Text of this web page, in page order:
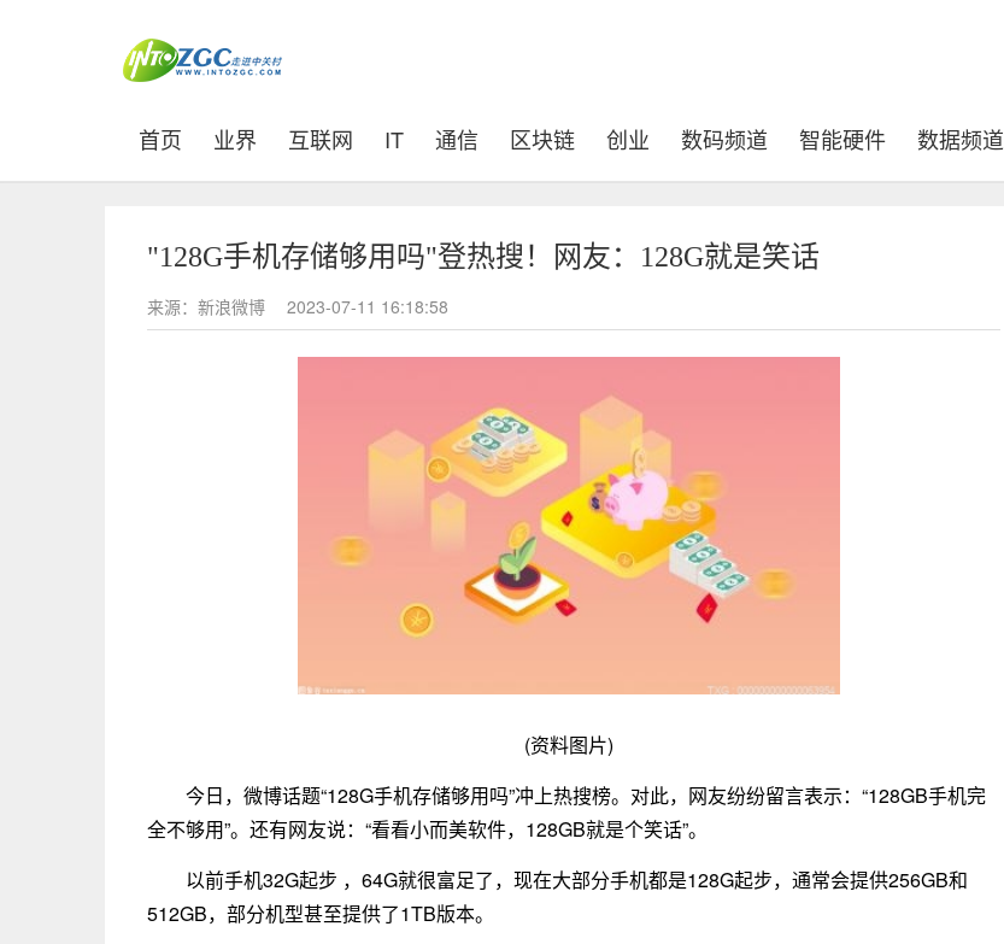
首页 (current)
业界 互联网 IT 通信 区块链 创业 数码频道 智能硬件 数据频道
"128G手机存储够用吗"登热搜！网友：128G就是笑话
来源：新浪微博 2023-07-11 16:18:58
(资料图片)
今日，微博话题“128G手机存储够用吗”冲上热搜榜。对此，网友纷纷留言表示：“128GB手机完
全不够用”。还有网友说：“看看小而美软件，128GB就是个笑话”。
以前手机32G起步 ，64G就很富足了，现在大部分手机都是128G起步，通常会提供256GB和
512GB，部分机型甚至提供了1TB版本。